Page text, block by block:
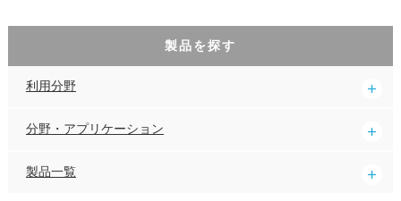
製品を探す
利用分野
分野・アプリケーション
製品一覧